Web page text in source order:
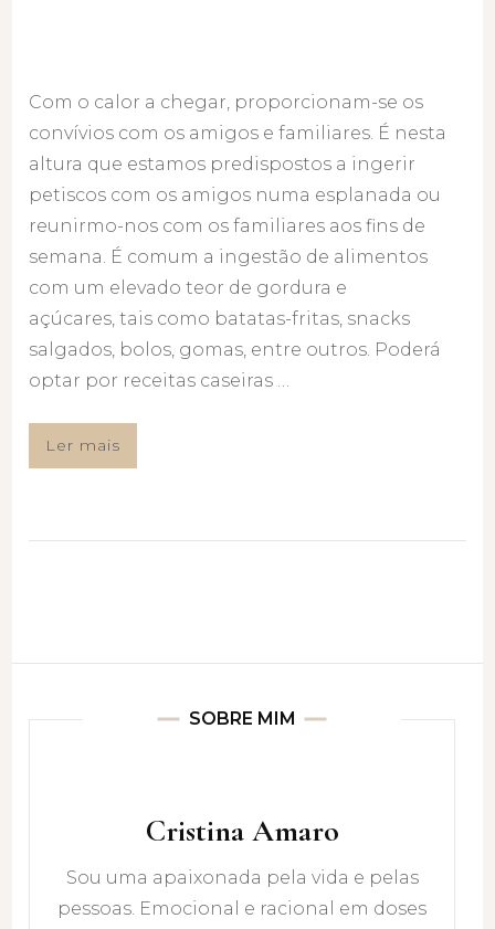
Com o calor a chegar, proporcionam-se os
convívios com os amigos e familiares. É nesta
altura que estamos predispostos a ingerir
petiscos com os amigos numa esplanada ou
reunirmo-nos com os familiares aos fins de
semana. É comum a ingestão de alimentos
com um elevado teor de gordura e
açúcares, tais como batatas-fritas, snacks
salgados, bolos, gomas, entre outros. Poderá
optar por receitas caseiras …
Ler mais
SOBRE MIM
Cristina Amaro
Sou uma apaixonada pela vida e pelas
pessoas. Emocional e racional em doses